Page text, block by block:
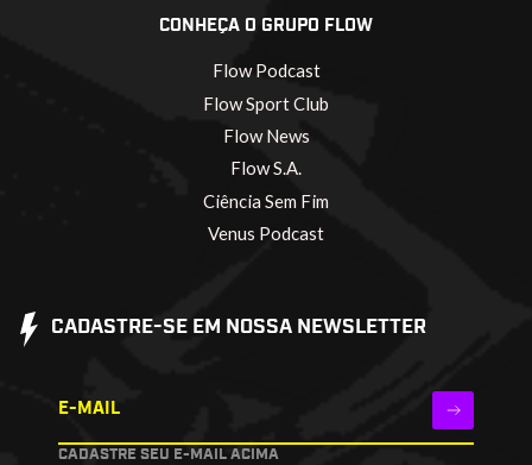
CONHEÇA O GRUPO FLOW
Flow Podcast
Flow Sport Club
Flow News
Flow S.A.
Ciência Sem Fim
Venus Podcast
CADASTRE-SE EM NOSSA NEWSLETTER
E-MAIL
CADASTRE SEU E-MAIL ACIMA